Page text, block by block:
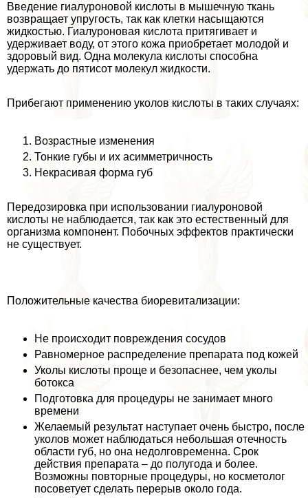
Введение гиалуроновой кислоты в мышечную ткань
возвращает упругость, так как клетки насыщаются
жидкостью. Гиалуроновая кислота притягивает и
удерживает воду, от этого кожа приобретает молодой и
здоровый вид. Одна молекула кислоты способна
удержать до пятисот молекул жидкости.
Прибегают применению уколов кислоты в таких случаях:
Возрастные изменения
Тонкие губы и их асимметричность
Некрасивая форма губ
Передозировка при использовании гиалуроновой
кислоты не наблюдается, так как это естественный для
организма компонент. Побочных эффектов пpaктически
не существует.
Положительные качества биоревитализации:
Не происходит повреждения сосудов
Равномерное распределение препарата под кожей
Уколы кислоты проще и безопаснее, чем уколы
ботокса
Подготовка для процедуры не занимает много
времени
Желаемый результат наступает очень быстро, после
уколов может наблюдаться небольшая отечность
области губ, но она недолговременна. Срок
действия препарата – до полугода и более.
Возможны повторные процедуры, но косметолог
посоветует сделать перерыв около года.